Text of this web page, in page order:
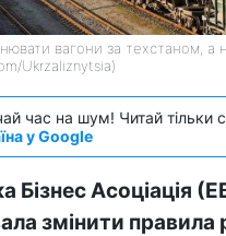
вагони за техстаном, а
Ukrzaliznytsia)
час на шум! Читай тільки
у Google
Бізнес Асоціація
змінити правила